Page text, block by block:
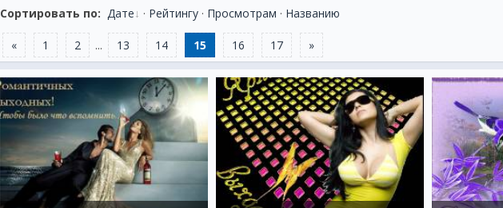
Сортировать по: Дате · Рейтингу · Просмотрам · Названию
« 1 2 ... 13 14 15 16 17 »